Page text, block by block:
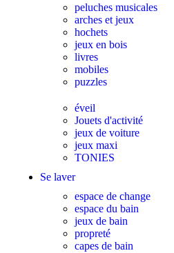
peluches musicales
arches et jeux
hochets
jeux en bois
livres
mobiles
puzzles
éveil
Jouets d'activité
jeux de voiture
jeux maxi
TONIES
Se laver
espace de change
espace du bain
jeux de bain
propreté
capes de bain